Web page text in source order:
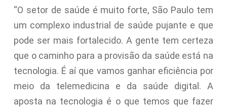
“O setor de saúde é muito forte, São Paulo tem
um complexo industrial de saúde pujante e que
pode ser mais fortalecido. A gente tem certeza
que o caminho para a provisão da saúde está na
tecnologia. É aí que vamos ganhar eficiência por
meio da telemedicina e da saúde digital. A
aposta na tecnologia é o que temos que fazer